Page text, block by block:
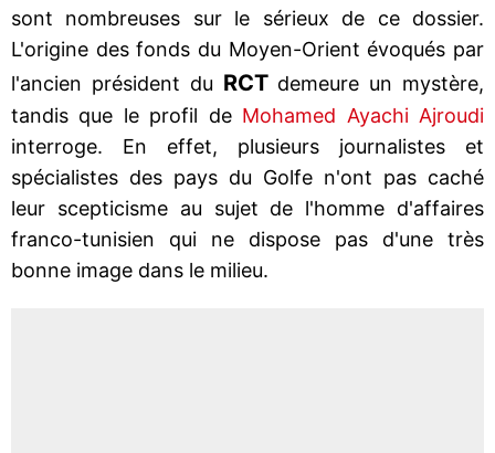
sont nombreuses sur le sérieux de ce dossier.
L'origine des fonds du Moyen-Orient évoqués par
l'ancien président du RCTdemeure un mystère,
tandis que le profil de Mohamed Ayachi Ajroudi
interroge. En effet, plusieurs journalistes et
spécialistes des pays du Golfe n'ont pas caché
leur scepticisme au sujet de l'homme d'affaires
franco-tunisien qui ne dispose pas d'une très
bonne image dans le milieu.